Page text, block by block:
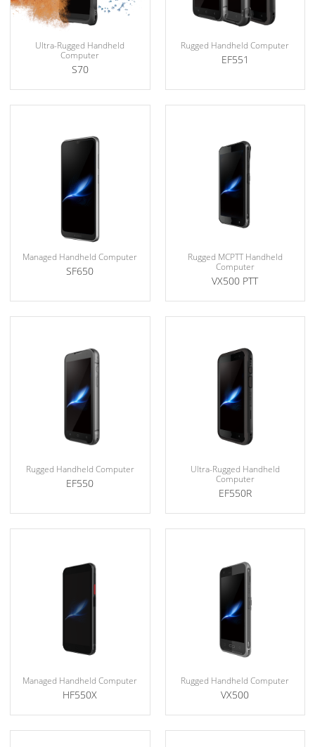
Ultra-Rugged Handheld
Computer
S70
Rugged Handheld Computer
EF551
Managed Handheld Computer
SF650
Rugged MCPTT Handheld
Computer
VX500 PTT
Rugged Handheld Computer
EF550
Ultra-Rugged Handheld
Computer
EF550R
Managed Handheld Computer
HF550X
Rugged Handheld Computer
VX500